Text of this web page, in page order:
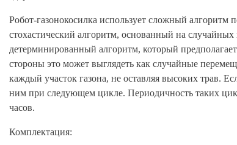
Робот-газонокосилка использует сложный
стохастический алгоритм, основанный на
детерминированный алгоритм, который
стороны это может выглядеть как случайные
каждый участок газона, не оставляя высоких трав.
ним при следующем цикле. Периодичность таких
часов.
Комплектация: